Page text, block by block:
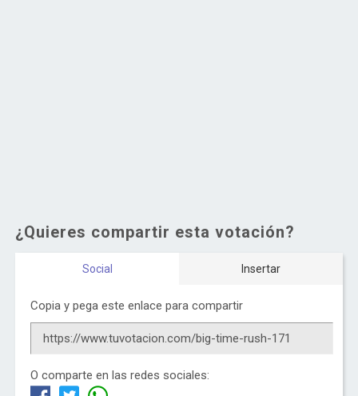
¿Quieres compartir esta votación?
Social Insertar
Copia y pega este enlace para compartir
O comparte en las redes sociales: